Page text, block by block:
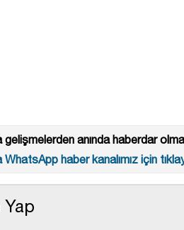
gelişmelerden anında haberdar
haber kanalımız için
Yap